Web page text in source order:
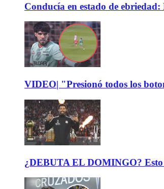
Conducía en estado de ebriedad:
VIDEO| "Presionó todos los
¿DEBUTA EL DOMINGO? Esto